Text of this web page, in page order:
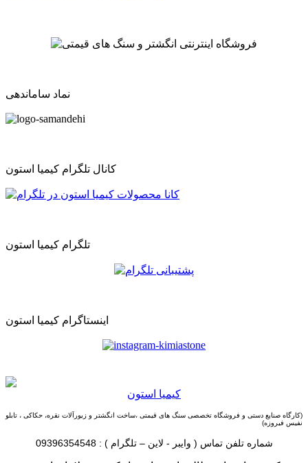
نماد ساماندهی
کانال تلگرام کیمیا استون
تلگرام کیمیا استون
اینستاگرام کیمیا استون
كيميا استون
(کارگاه صنایع دستی و فروشگاه تخصصی سنگ های قیمتی ،ساخت انگشتر و زیورآلات نقره، حکاکی ، تابلو
نفیس فیروزه)
شماره تلفن تماس ( وایبر - لاین – تلگرام ) : 09396354548